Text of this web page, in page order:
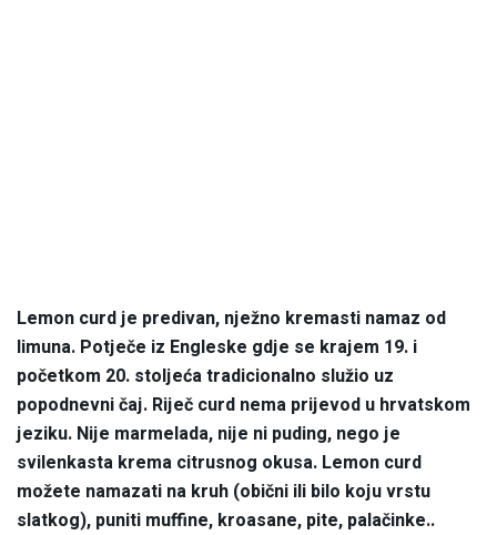
Lemon curd je predivan, nježno kremasti namaz od
limuna. Potječe iz Engleske gdje se krajem 19. i
početkom 20. stoljeća tradicionalno služio uz
popodnevni čaj. Riječ curd nema prijevod u hrvatskom
jeziku. Nije marmelada, nije ni puding, nego je
svilenkasta krema citrusnog okusa. Lemon curd
možete namazati na kruh (obični ili bilo koju vrstu
slatkog), puniti muffine, kroasane, pite, palačinke..